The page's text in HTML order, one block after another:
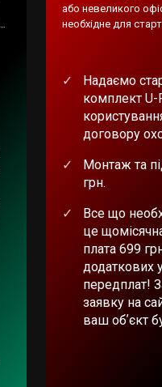
або невеликого
необхідне для
Надаємо
комплект U-
договору
Монтаж та
грн.
Все що
це
плата 699
додаткових
передплат!
заявку на
ваш обʼєкт